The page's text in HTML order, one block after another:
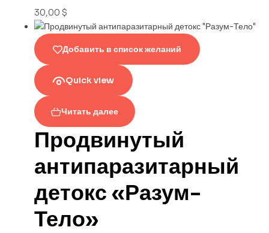
30,00 $
Добавить в список желаний
Quick view
Читать далее
Продвинутый
антипаразитарный
детокс «Разум-
Тело»